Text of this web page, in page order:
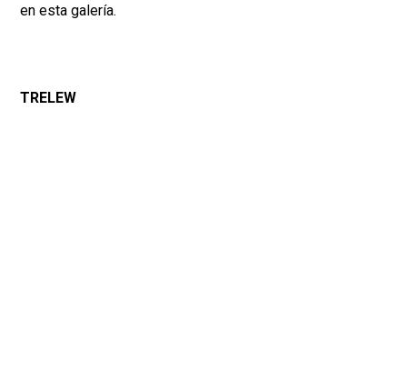
en esta galería.
TRELEW